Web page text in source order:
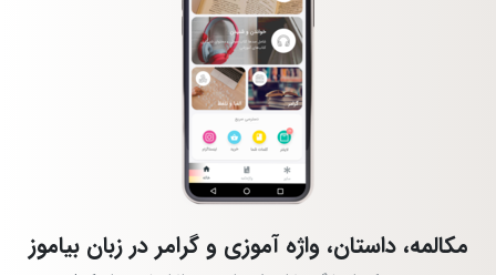
مکالمه، داستان، واژه آموزی و گرامر در زبان بیاموز